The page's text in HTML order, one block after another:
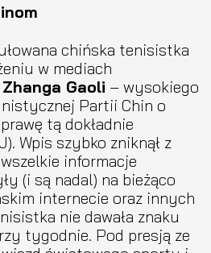
chińska tenisistka
w mediach
Zhanga Gaoli – wysokiego
Partii Chin o
tą dokładnie
Wpis szybko zniknął z
informacje
(i są nadal) na bieżąco
internecie oraz innych
nie dawała znaku
tygodnie. Pod presją ze